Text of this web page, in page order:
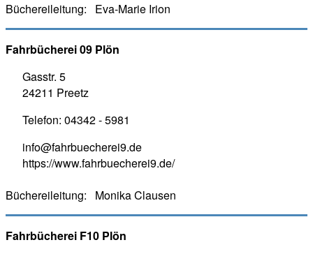
Büchereileitung:
Eva-Marie Irion
Fahrbücherei 09 Plön
Gasstr. 5
24211 Preetz
Telefon: 04342 - 5981
info@fahrbuecherei9.de
https://www.fahrbuecherei9.de/
Büchereileitung:
Monika Clausen
Fahrbücherei F10 Plön